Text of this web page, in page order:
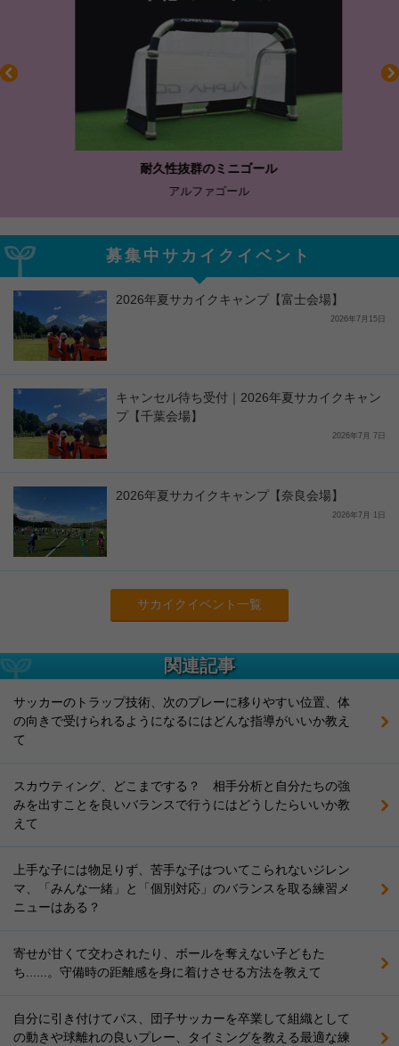
耐久性抜群のミニゴール
アルファゴール
募集中サカイクイベント
2026年夏サカイクキャンプ【富士会場】
2026年7月15日
キャンセル待ち受付｜2026年夏サカイクキャン
プ【千葉会場】
2026年7月 7日
2026年夏サカイクキャンプ【奈良会場】
2026年7月 1日
サカイクイベント一覧
関連記事
サッカーのトラップ技術、次のプレーに移りやすい位置、体
の向きで受けられるようになるにはどんな指導がいいか教え
て
スカウティング、どこまでする？ 相手分析と自分たちの強
みを出すことを良いバランスで行うにはどうしたらいいか教
えて
上手な子には物足りず、苦手な子はついてこられないジレン
マ、「みんな一緒」と「個別対応」のバランスを取る練習メ
ニューはある？
寄せが甘くて交わされたり、ボールを奪えない子どもた
ち......。守備時の距離感を身に着けさせる方法を教えて
自分に引き付けてパス、団子サッカーを卒業して組織として
の動きや球離れの良いプレー、タイミングを教える最適な練